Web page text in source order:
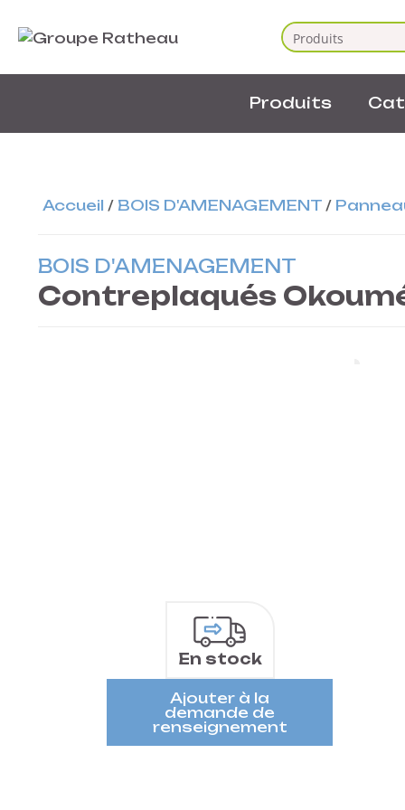
Produits
Accueil / BOIS D'AMENAGEMENT /
BOIS D'AMENAGEMENT
Contreplaqués
En stock
Ajouter à la
demande de
renseignement